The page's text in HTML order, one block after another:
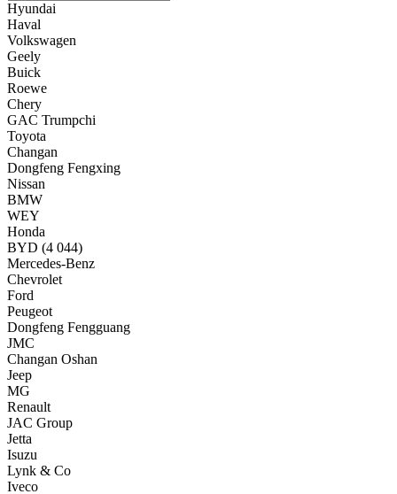
Hyundai
Haval
Volkswagen
Geely
Buick
Roewe
Chery
GAC Trumpchi
Toyota
Changan
Dongfeng Fengxing
Nissan
BMW
WEY
Honda
BYD (4 044)
Mercedes-Benz
Chevrolet
Ford
Peugeot
Dongfeng Fengguang
JMC
Changan Oshan
Jeep
MG
Renault
JAC Group
Jetta
Isuzu
Lynk & Co
Iveco